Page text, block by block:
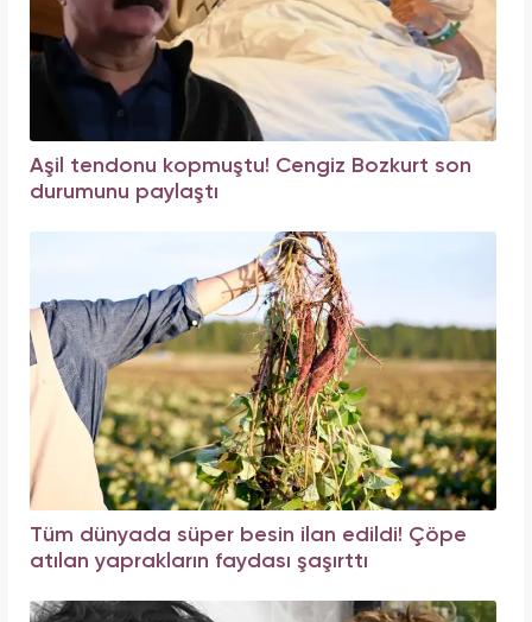
Aşil tendonu kopmuştu! Cengiz Bozkurt son
durumunu paylaştı
Tüm dünyada süper besin ilan edildi! Çöpe
atılan yaprakların faydası şaşırttı